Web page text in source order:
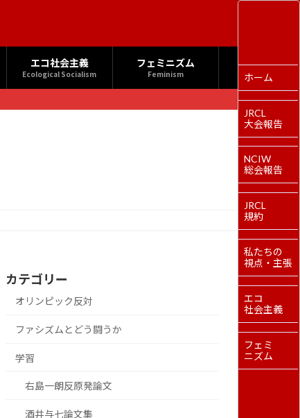
エコ社会主義
Ecological Socialism
フェミニズム
Feminism
カテゴリー
オリンピック反対
ファシズムとどう闘うか
学習
右島一朗反原発論文
酒井与七論文集
ホーム
JRCL
大会報告
NCIW
総会報告
JRCL
規約
私たちの
視点・主張
エコ
社会主義
フェミ
ニズム